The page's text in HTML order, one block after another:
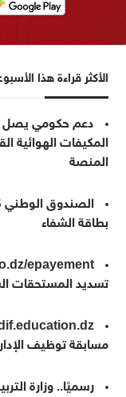
الأكثر قراءة هذا
المكيفات الهوائية
المنصة
بطاقة الشفاء
تسديد المستحقات
مسابقة توظيف
رسميًا.. وزارة